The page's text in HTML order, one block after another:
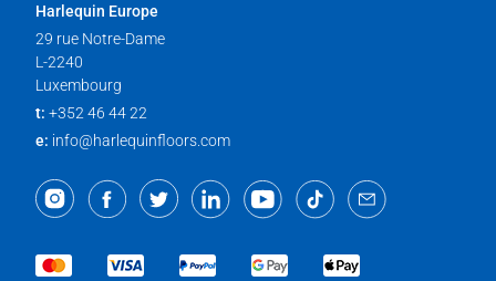
Harlequin Europe
29 rue Notre-Dame
L-2240
Luxembourg
t: +352 46 44 22
e: info@harlequinfloors.com